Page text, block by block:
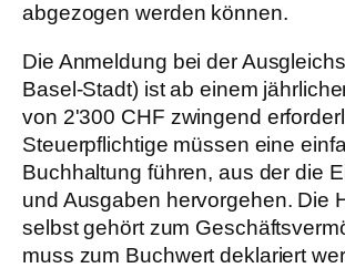
abgezogen werden können.
Die Anmeldung bei der
Basel-Stadt) ist ab einem
von 2'300 CHF zwingend
Steuerpflichtige müssen eine
Buchhaltung führen, aus der die
und Ausgaben hervorgehen. Die
selbst gehört zum
muss zum Buchwert deklariert